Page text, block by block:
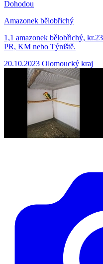
Dohodou
Amazonek bělobřichý
1,1 amazonek bělobřichý,
PR, KM nebo Týniště.
20.10.2023 Olomoucký kraj